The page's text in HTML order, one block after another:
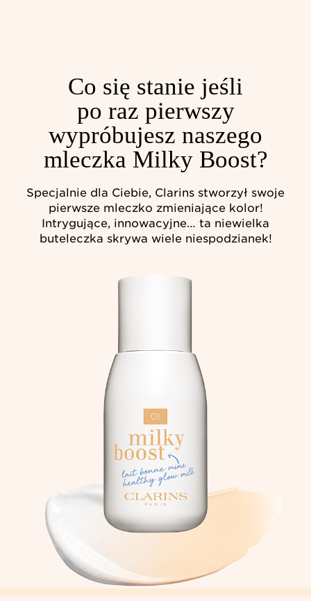
Co się stanie jeśli
po raz pierwszy
wypróbujesz naszego
mleczka Milky Boost?
Specjalnie dla Ciebie, Clarins stworzył swoje
pierwsze mleczko zmieniające kolor!
Intrygujące, innowacyjne… ta niewielka
buteleczka skrywa wiele niespodzianek!